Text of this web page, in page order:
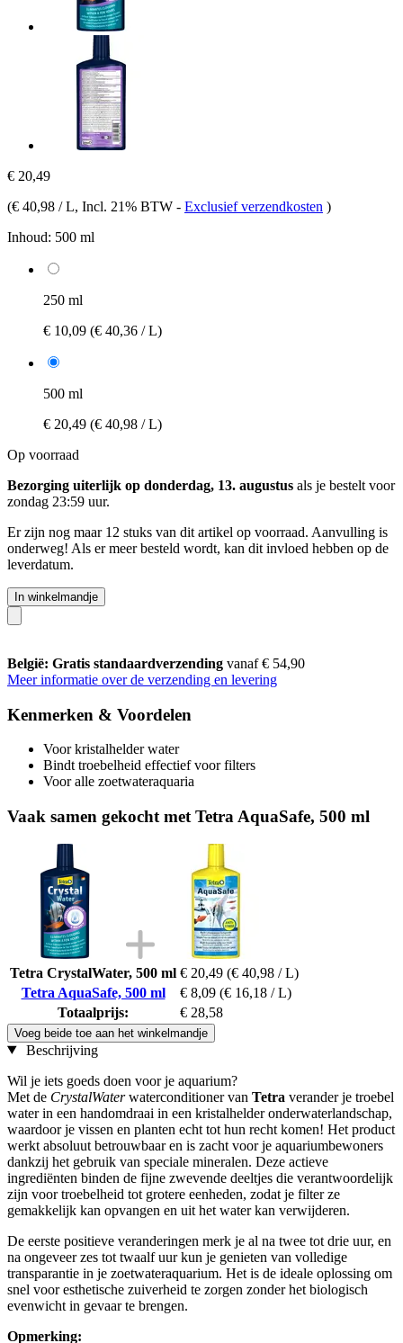
€ 20,49
(€ 40,98 / L, Incl. 21% BTW - Exclusief verzendkosten )
Inhoud: 500 ml
250 ml
€ 10,09 (€ 40,36 / L)
500 ml
€ 20,49 (€ 40,98 / L)
Op voorraad
Bezorging uiterlijk op donderdag, 13. augustus als je bestelt voor
zondag 23:59 uur.
Er zijn nog maar 12 stuks van dit artikel op voorraad. Aanvulling is
onderweg! Als er meer besteld wordt, kan dit invloed hebben op de
leverdatum.
In winkelmandje
België: Gratis standaardverzending vanaf € 54,90
Meer informatie over de verzending en levering
Kenmerken & Voordelen
Voor kristalhelder water
Bindt troebelheid effectief voor filters
Voor alle zoetwateraquaria
Vaak samen gekocht met Tetra AquaSafe, 500 ml
Tetra CrystalWater, 500 ml € 20,49 (€ 40,98 / L)
Tetra AquaSafe, 500 ml
€ 8,09 (€ 16,18 / L)
Totaalprijs:
€ 28,58
Voeg beide toe aan het winkelmandje
Beschrijving
Wil je iets goeds doen voor je aquarium?
Met de CrystalWaterwaterconditioner van Tetra verander je troebel
water in een handomdraai in een kristalhelder onderwaterlandschap,
waardoor je vissen en planten echt tot hun recht komen! Het product
werkt absoluut betrouwbaar en is zacht voor je aquariumbewoners
dankzij het gebruik van speciale mineralen. Deze actieve
ingrediënten binden de fijne zwevende deeltjes die verantwoordelijk
zijn voor troebelheid tot grotere eenheden, zodat je filter ze
gemakkelijk kan opvangen en uit het water kan verwijderen.
De eerste positieve veranderingen merk je al na twee tot drie uur, en
na ongeveer zes tot twaalf uur kun je genieten van volledige
transparantie in je zoetwateraquarium. Het is de ideale oplossing om
snel voor esthetische zuiverheid te zorgen zonder het biologisch
evenwicht in gevaar te brengen.
Opmerking: